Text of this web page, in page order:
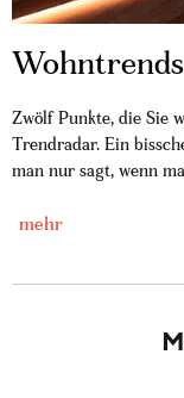
Zwölf Punkte, die Sie
Trendradar. Ein
man nur sagt, wenn
mehr